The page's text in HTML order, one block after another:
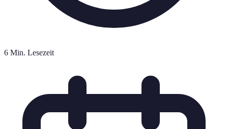
6 Min. Lesezeit